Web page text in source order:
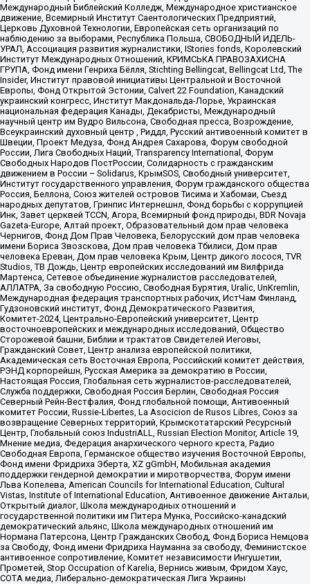
Международный Библейский Колледж, Международное христианское
движение, Всемирный Институт Саентологических Предприятий,
Церковь Духовной Технологии, Европейская сеть организаций по
наблюдению за выборами, Республика Польша, СВОБОДНЫЙ ИДЕЛЬ-
УРАЛ, Ассоциация развития журналистики, IStories fonds, Королевский
Институт Международных Отношений, КРИМСЬКА ПРАВОЗАХИСНА
ГРУПА, Фонд имени Генриха Бёлля, Stichting Bellingcat, Bellingcat Ltd, The
Insider, Институт правовой инициативы Центральной и Восточной
Европы, Фонд Открытой Эстонии, Calvert 22 Foundation, Канадский
украинский конгресс, Институт Макдональда-Лорье, Украинская
национальная федерация Канады, Декабристы, Международный
научный центр им Вудро Вильсона, Свободная пресса, Возрождение,
Всеукраинский духовный центр , Риддл, Русский антивоенный комитет в
Швеции, Проект Медуза, Фонд Андрея Сахарова, Форум свободной
России, Лига Свободных Наций, Transparеncy International, Форум
Свободных Народов ПостРоссии, Солидарность с гражданским
движением в России – Solidarus, КрымSOS, Свободный университет,
Институт государственного управления, Форум гражданского общества
Россия, Беллона, Союз жителей островов Тисима и Хабомаи, Съезд
народных депутатов, Гринпис Интернешнл, Фонд борьбы с коррупцией
Инк, Завет церквей TCCN, Агора, Всемирный фонд природы, BDR Novaja
Gazeta-Europe, Алтай проект, Образовательный дом прав человека
Чернигов, Фонд Дом Прав Человека, Белорусский дом прав человека
имени Бориса Звозскова, Дом прав человека Тбилиси, Дом прав
человека Ереван, Дом прав человека Крым, Центр дикого лосося, TVR
Studios, ТВ Дождь, Центр европейских исследований им Вилфрида
Мартенса, Сетевое объединение журналистов расследователей,
АЛЛАТРА, За свободную Россию, Свободная Бурятия, Uralic, UnKremlin,
Международная федерация транспортных рабочих, ИстЧам Финланд,
Гудзоновский институт, Фонд Демократического Развития,
Комитет-2024, Центрально-Европейский университет, Центр
восточноевропейских и международных исследований, Общество
Сторожевой башни, Библии и трактатов Свидетелей Иеговы,
Гражданский Совет, Центр анализа европейской политики,
Академическая сеть Восточная Европа, Российский комитет действия,
РЭНД корпорейшн, Русская Америка за демократию в России,
Настоящая Россия, Глобальная сеть журналистов-расследователей,
Служба поддержки, Свободная Россия Берлин, Свободная Россия
Северный Рейн-Вестфалия, Фонд глобальной помощи, Антивоенный
комитет России, Russie-Libertes, La Asocicion de Rusos Libres, Союз за
возвращение Северных территорий, Крымскотатарский Ресурсный
Центр, Глобальный союз IndustriALL, Russian Election Monitor, Article 19,
Мнение медиа, Федерация анархического черного креста, Радио
Свободная Европа, Германское общество изучения Восточной Европы,
Фонд имени Фридриха Эберта, XZ gGmbH, Мобильная академия
поддержки гендерной демократии и миротворчества, Форум имени
Льва Копелева, American Councils for International Education, Cultural
Vistas, Institute of International Education, Антивоенное движение Антальи,
Открытый диалог, Школа международных отношений и
государственной политики им Питера Мунка, Российско-канадский
демократический альянс, Школа международных отношений им
Нормана Патерсона, Центр Гражданских Свобод, Фонд Бориса Немцова
за Свободу, Фонд имени Фридриха Науманна за свободу, Феминистское
антивоенное сопротивление, Комитет независимости Ингушетии,
Прометей, Stop Occupation of Karelia, Вернись живым, Фридом Хаус,
СОТА медиа, Либерально-демократическая Лига Украины